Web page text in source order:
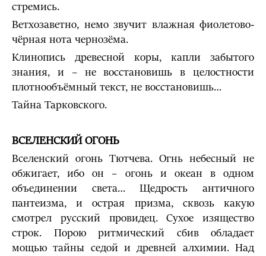
стремись.
Ветхозаветно, немо звучит влажная фиолетово-
чёрная нота чернозёма.
Клинопись древесной коры, капли забытого
знания, и – не восстановишь в целостности
плотнообъёмный текст, не восстановишь…
Тайна Тарковского.
ВСЕЛЕНСКИЙ ОГОНЬ
Вселенский огонь Тютчева. Огнь небесный не
обжигает, ибо он – огонь и океан в одном
объединении света… Щедрость античного
пантеизма, и острая призма, сквозь какую
смотрел русский провидец. Сухое изящество
строк. Порою ритмический сбив обладает
мощью тайны седой и древней алхимии. Над